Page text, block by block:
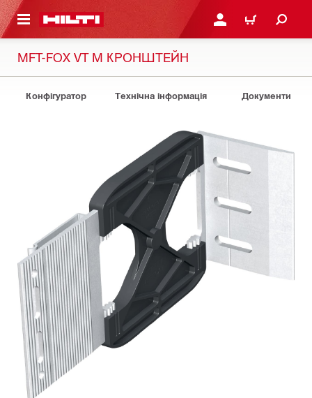
ЗМІСТУ УВІЙТИ АБО
КОШИК
MFT-FOX VT M КРОНШТЕЙН
Конфігуратор Технічна інформація Документи